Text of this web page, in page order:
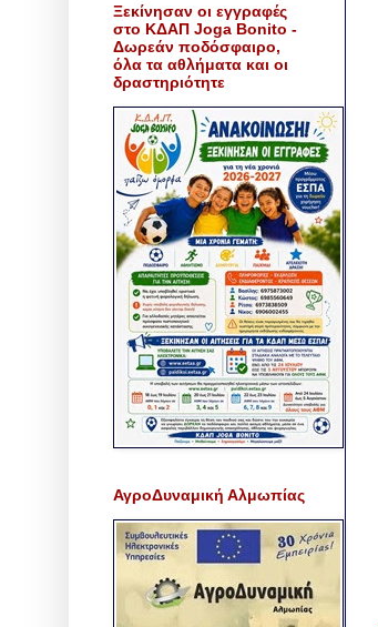
Ξεκίνησαν οι εγγραφές
στο ΚΔΑΠ Joga Bonito -
Δωρεάν ποδόσφαιρο,
όλα τα αθλήματα και οι
δραστηριότητε
ΑγροΔυναμική Αλμωπίας